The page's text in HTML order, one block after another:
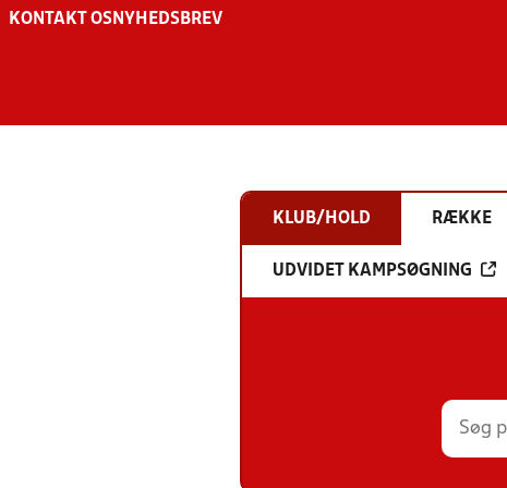
KONTAKT OS NYHEDSBREV
KLUB/HOLD RÆKKE
UDVIDET KAMPSØGNING